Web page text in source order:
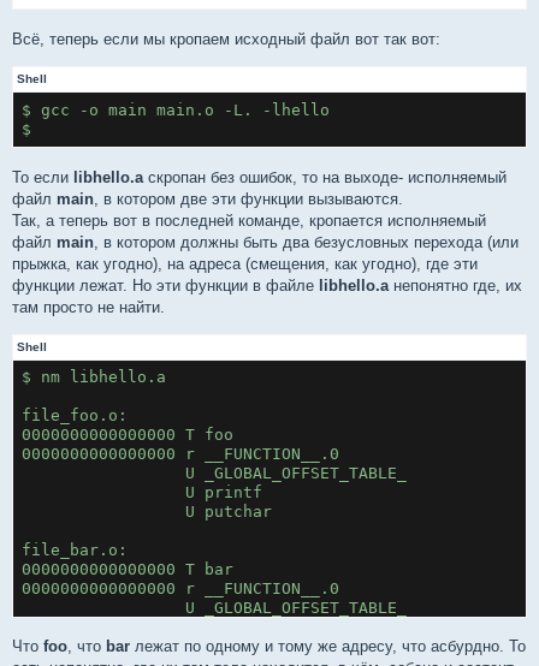
Всё, теперь если мы кропаем исходный файл вот так вот:
Shell
$ gcc -o main main.o -L. -lhello
$
То если libhello.a скропан без ошибок, то на выходе- исполняемый
файл main , в котором две эти функции вызываются.
Так, а теперь вот в последней команде, кропается исполняемый
файл main , в котором должны быть два безусловных перехода (или
прыжка, как угодно), на адреса (смещения, как угодно), где эти
функции лежат. Но эти функции в файле libhello.a непонятно где, их
там просто не найти.
Shell
$ nm libhello.a
file_foo.o:
0000000000000000 T foo
0000000000000000 r __FUNCTION__.0
                 U _GLOBAL_OFFSET_TABLE_
                 U printf
                 U putchar
file_bar.o:
0000000000000000 T bar
0000000000000000 r __FUNCTION__.0
                 U _GLOBAL_OFFSET_TABLE_
                 U putchar
Что foo, что bar лежат по одному и тому же адресу, что асбурдно. То